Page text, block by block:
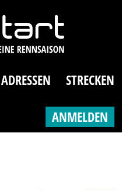
ADRESSEN
STRECKEN
ANMELDEN